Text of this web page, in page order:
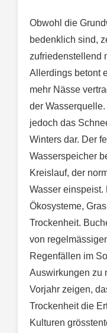
Obwohl die
bedenklich sind,
zufriedenstellend
Allerdings betont
mehr Nässe
der
jedoch das
Winters dar. Der
Wasserspeicher
Kreislauf, der
Wasser einspeist.
Ökosysteme,
Trockenheit.
von
Regenfällen im
Auswirkungen zu
Vorjahr zeigen,
Trockenheit die
Kulturen